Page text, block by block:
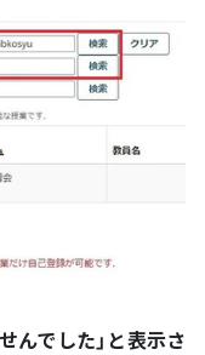
んでした」と表示さ